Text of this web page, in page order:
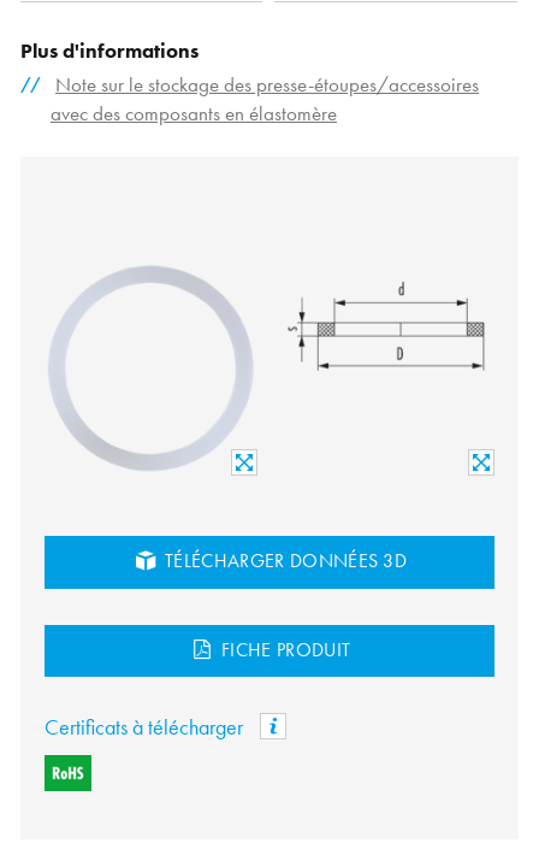
Plus d'informations
Note sur le stockage des presse-étoupes/accessoires
avec des composants en élastomère
TÉLÉCHARGER DONNÉES 3D
FICHE PRODUIT
Certificats à télécharger